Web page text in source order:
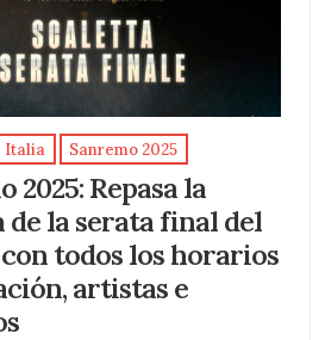
Italia Sanremo 2025
2025: Repasa la
de la serata final del
todos los horarios
artistas e